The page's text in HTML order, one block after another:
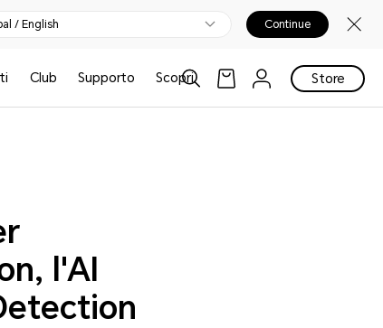
/ English Continue
Club Supporto Scopri Store
l'AI